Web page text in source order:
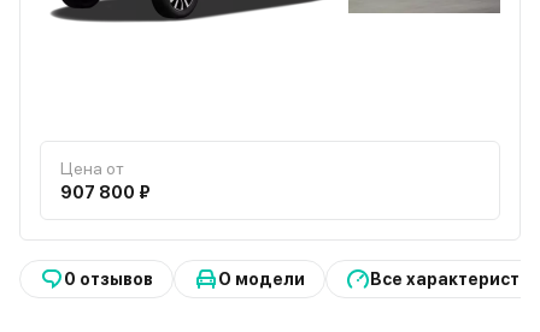
Цена от
907 800 ₽
0 отзывов О модели Все